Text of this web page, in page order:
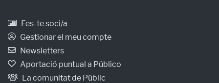
Fes-te soci/a
Gestionar el meu compte
Newsletters
Aportació puntual a Público
La comunitat de Públic